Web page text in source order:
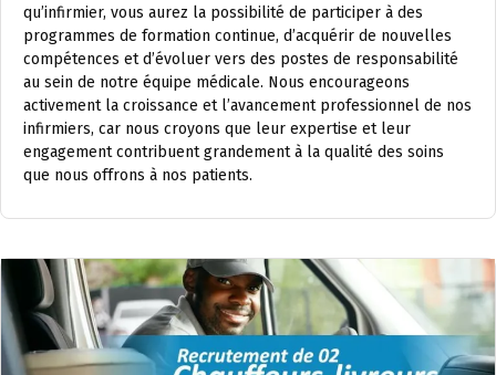
qu’infirmier, vous aurez la possibilité de participer à des
programmes de formation continue, d’acquérir de nouvelles
compétences et d’évoluer vers des postes de responsabilité
au sein de notre équipe médicale. Nous encourageons
activement la croissance et l’avancement professionnel de nos
infirmiers, car nous croyons que leur expertise et leur
engagement contribuent grandement à la qualité des soins
que nous offrons à nos patients.